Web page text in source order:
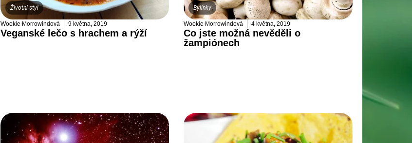
Životní styl
Wookie Morrowindová 9 května, 2019
Veganské lečo s hrachem a rýží
Bylinky
Wookie Morrowindová 4 května, 2019
Co jste možná nevěděli o
žampiónech